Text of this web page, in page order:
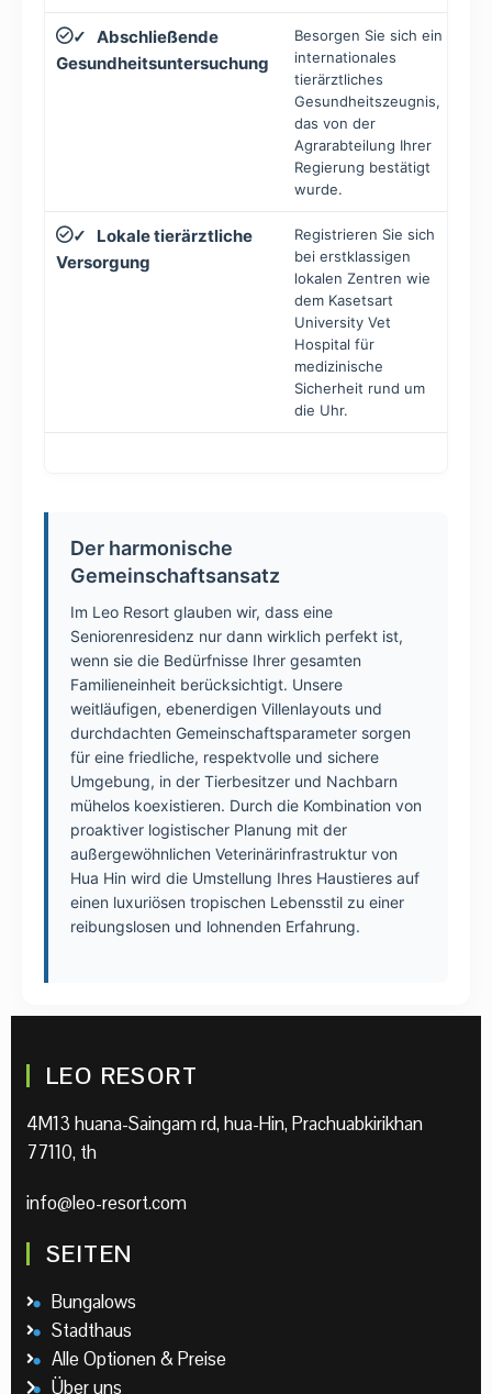
✓
Abschließende
Gesundheitsuntersuchung
Besorgen Sie sich ein
internationales
tierärztliches
Gesundheitszeugnis,
das von der
Agrarabteilung Ihrer
Regierung bestätigt
wurde.
✓
Lokale tierärztliche
Versorgung
Registrieren Sie sich
bei erstklassigen
lokalen Zentren wie
dem Kasetsart
University Vet
Hospital für
medizinische
Sicherheit rund um
die Uhr.
Der harmonische
Gemeinschaftsansatz
Im Leo Resort glauben wir, dass eine
Seniorenresidenz nur dann wirklich perfekt ist,
wenn sie die Bedürfnisse Ihrer gesamten
Familieneinheit berücksichtigt. Unsere
weitläufigen, ebenerdigen Villenlayouts und
durchdachten Gemeinschaftsparameter sorgen
für eine friedliche, respektvolle und sichere
Umgebung, in der Tierbesitzer und Nachbarn
mühelos koexistieren. Durch die Kombination von
proaktiver logistischer Planung mit der
außergewöhnlichen Veterinärinfrastruktur von
Hua Hin wird die Umstellung Ihres Haustieres auf
einen luxuriösen tropischen Lebensstil zu einer
reibungslosen und lohnenden Erfahrung.
LEO RESORT
4M13 huana-Saingam rd, hua-Hin, Prachuabkirikhan
77110, th
info@leo-resort.com
SEITEN
Bungalows
Stadthaus
Alle Optionen & Preise
Über uns